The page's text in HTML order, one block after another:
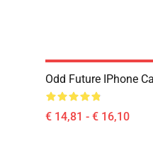
Odd Future IPhone
€ 14,81 - € 16,10